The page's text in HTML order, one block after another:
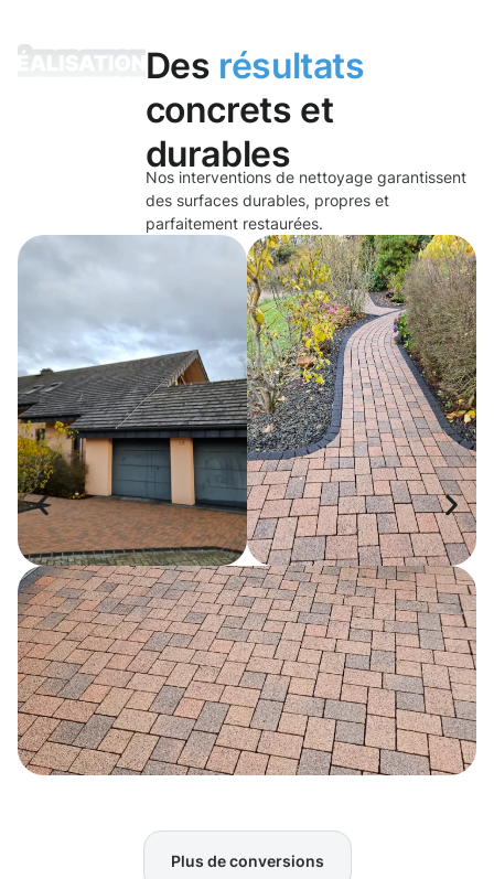
Des résultats
concrets et
durables
Nos interventions de nettoyage garantissent
des surfaces durables, propres et
parfaitement restaurées.
Plus de conversions